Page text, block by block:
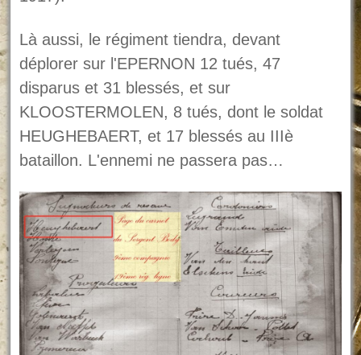
Là aussi, le régiment tiendra, devant
déplorer sur l'EPERNON 12 tués, 47
disparus et 31 blessés, et sur
KLOOSTERMOLEN, 8 tués, dont le soldat
HEUGHEBAERT, et 17 blessés au IIIè
bataillon. L'ennemi ne passera pas…